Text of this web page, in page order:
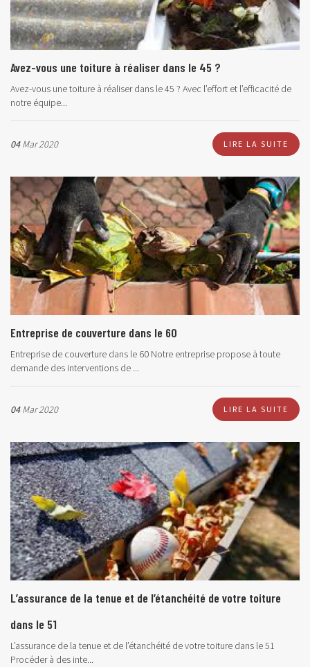
Avez-vous une toiture à réaliser dans le 45 ?
Avez-vous une toiture à réaliser dans le 45 ? Avec l’effort et l’efficacité de
notre équipe...
04Mar 2020 LIRE LA SUITE
Entreprise de couverture dans le 60
Entreprise de couverture dans le 60 Notre entreprise propose à toute
demande des interventions de ...
04Mar 2020 LIRE LA SUITE
L’assurance de la tenue et de l’étanchéité de votre toiture
dans le 51
L’assurance de la tenue et de l’étanchéité de votre toiture dans le 51
Procéder à des inte...